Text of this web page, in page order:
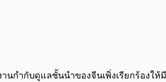
นกำกับดูแลชั้นนำของจีนเพิ่งเรียกร้องใ